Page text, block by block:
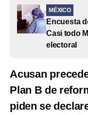
MÉXICO
Encuesta
Casi todo
electoral
Acusan
Plan B de
piden se